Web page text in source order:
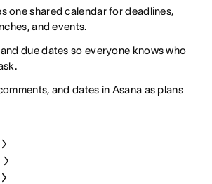
one shared calendar for deadlines,
and events.
due dates so everyone knows who
and dates in Asana as plans